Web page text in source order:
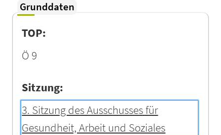
Grunddaten
TOP:
Ö 9
Sitzung:
3. Sitzung des Ausschusses für
Gesundheit, Arbeit und Soziales